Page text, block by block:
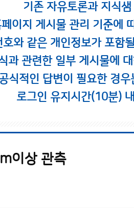
기존 자유토론과 지식
이지 게시물 관리 기준에
와 같은 개인정보가 포함
과 관련한 일부 게시물에
식적인 답변이 필요한 경우
로그인 유지시간(10분)
이상 관측